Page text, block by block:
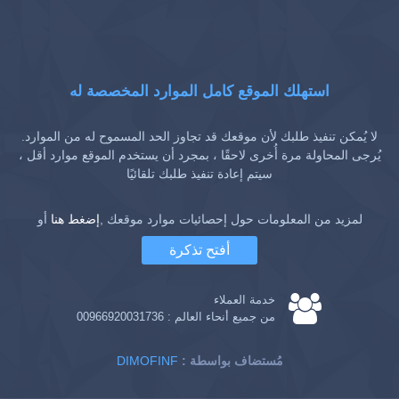
استهلك الموقع كامل الموارد المخصصة له
لا يُمكن تنفيذ طلبك لأن موقعك قد تجاوز الحد المسموح له من الموارد.
يُرجى المحاولة مرة أُخرى لاحقًا ، بمجرد أن يستخدم الموقع موارد أقل ،
سيتم إعادة تنفيذ طلبك تلقائيًا
لمزيد من المعلومات حول إحصائيات موارد موقعك ,إضغط هنا أو
أفتح تذكرة
خدمة العملاء
من جميع أنحاء العالم : 00966920031736
DIMOFINF : مُستضاف بواسطة